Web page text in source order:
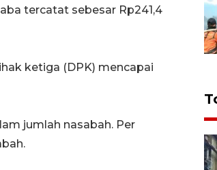
tercatat sebesar Rp241,4
ketiga (DPK) mencapai
jumlah nasabah. Per